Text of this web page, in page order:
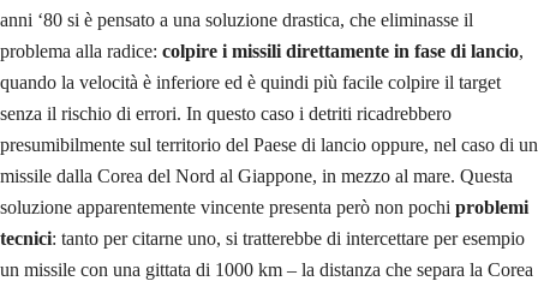
anni ‘80 si è pensato a una soluzione drastica, che eliminasse il
problema alla radice: colpire i missili direttamente in fase di lancio,
quando la velocità è inferiore ed è quindi più facile colpire il target
senza il rischio di errori. In questo caso i detriti ricadrebbero
presumibilmente sul territorio del Paese di lancio oppure, nel caso di un
missile dalla Corea del Nord al Giappone, in mezzo al mare. Questa
soluzione apparentemente vincente presenta però non pochi problemi
tecnici: tanto per citarne uno, si tratterebbe di intercettare per esempio
un missile con una gittata di 1000 km – la distanza che separa la Corea